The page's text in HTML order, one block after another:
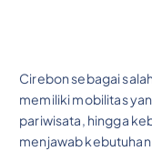
Cirebon sebagai
memiliki mobilitas
pariwisata, hingga
menjawab